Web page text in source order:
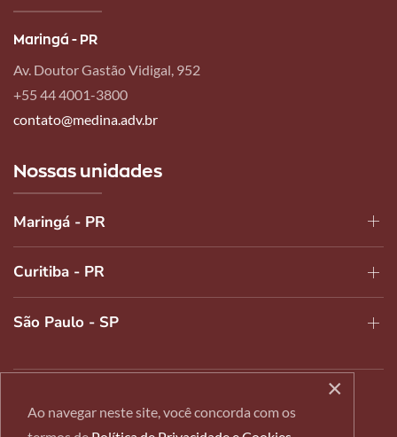
Maringá - PR
Av. Doutor Gastão Vidigal, 952
+55 44 4001-3800
contato@medina.adv.br
Nossas unidades
Maringá - PR
Curitiba - PR
São Paulo - SP
2024 © Todos os Direitos Reservados | Política de
Privacidade e Cookies
×
Ao navegar neste site, você concorda com os